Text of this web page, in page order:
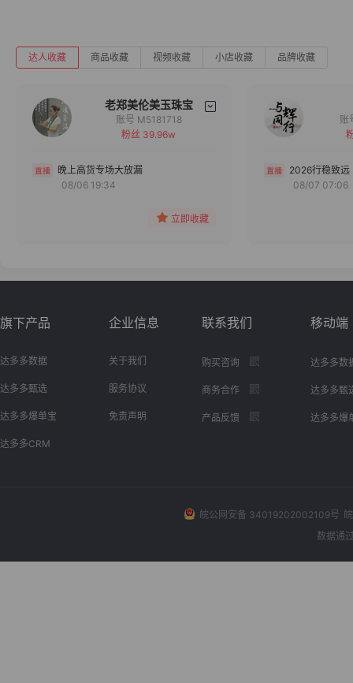
达人收藏 商品收藏 视频收藏 小店收藏 品牌收藏
老郑美伦美玉珠宝
备注
分组
账号 M5181718
粉丝 39.96w
晚上高货专场大放漏
08/06 19:34
立即收藏
2026行稳致远
08/07 07:06
旗下产品
达多多数据
达多多甄选
达多多爆单宝
达多多CRM
企业信息
关于我们
服务协议
免责声明
联系我们
购买咨询
商务合作
产品反馈
移动端
达多多数
达多多甄
达多多爆
皖公网安备 34019202002109号
数据通